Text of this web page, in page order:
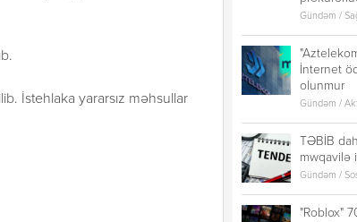
İstehlaka yararsız məhsullar
Gündəm /
İnternet
olunmur
Gündəm /
TƏBİB
mwqavilə
Gündəm /
"Roblox"